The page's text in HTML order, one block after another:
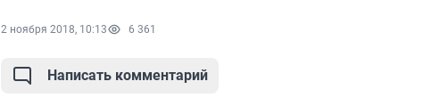
2 ноября 2018, 10:13 6 361
Написать комментарий